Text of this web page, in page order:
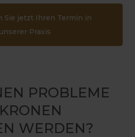
Sie jetzt Ihren Termin in
unserer Praxis
PROBLEME
WERDEN?